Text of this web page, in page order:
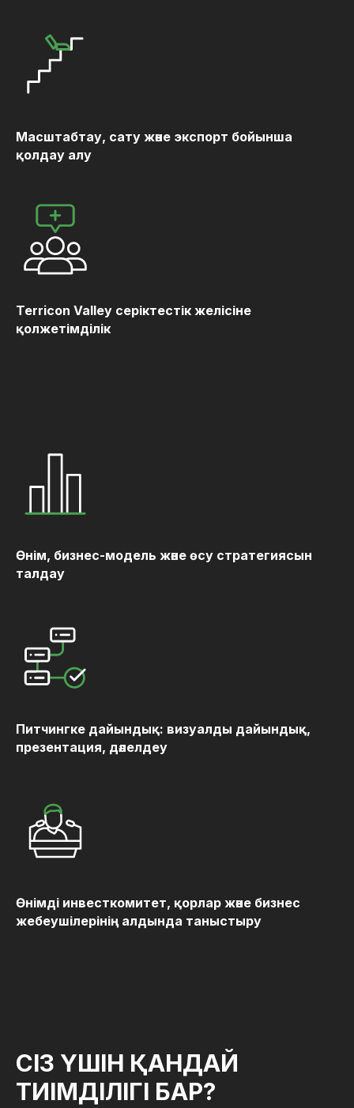
Масштабтау, сату және экспорт бойынша
қолдау алу
Terricon Valley серіктестік желісіне
қолжетімділік
Өнім, бизнес-модель және өсу стратегиясын
талдау
Питчингке дайындық: визуалды дайындық,
презентация, дәлелдеу
Өнімді инвесткомитет, қорлар және бизнес
жебеушілерінің алдында таныстыру
СІЗ ҮШІН ҚАНДАЙ
ТИІМДІЛІГІ БАР?